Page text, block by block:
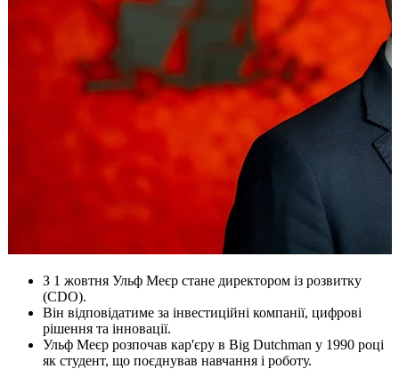
З 1 жовтня Ульф Меєр стане директором із розвитку
(CDO).
​Він відповідатиме за інвестиційні компанії, цифрові
рішення та інновації.
​Ульф Меєр розпочав кар'єру в Big Dutchman у 1990 році
як студент, що поєднував навчання і роботу.